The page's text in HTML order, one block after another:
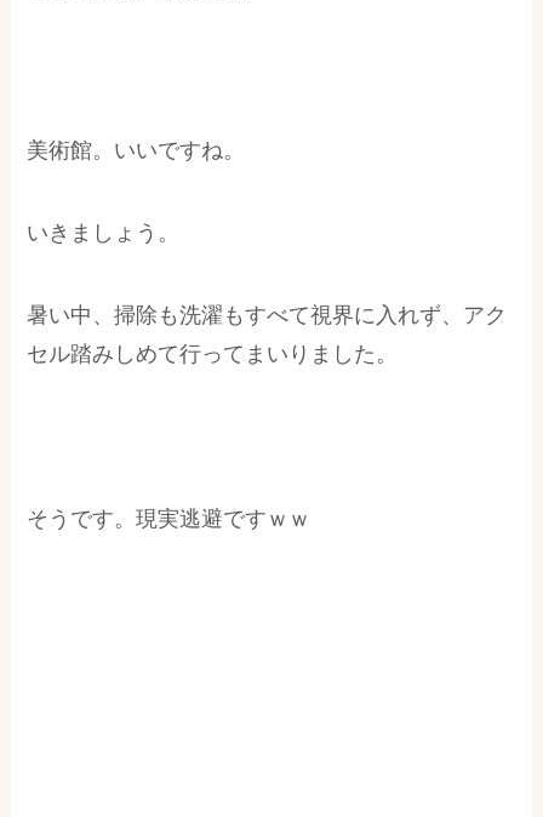
美術館。いいですね。
いきましょう。
暑い中、掃除も洗濯もすべて視界に入れず、アク
セル踏みしめて行ってまいりました。
そうです。現実逃避ですｗｗ